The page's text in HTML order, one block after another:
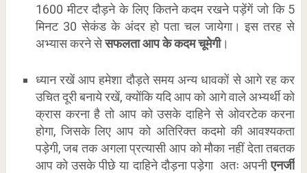
1600 मीटर दौड़ने के लिए कितने कदम रखने पड़ेंगें जो कि 5
मिनट 30 सेकंड के अंदर हो पता चल जायेगा। इस तरह से
अभ्यास करने सेसफलता आप के कदम चूमेगी।
ध्यान रखें आप हमेशा दौड़ते समय अन्य धावकों से आगे रह कर
उचित दूरी बनाये रखें, क्योंकि यदि आप को आगे वाले अभ्यर्थी को
क्रास करना है तो आप को उसके दाहिने से ओवरटेक करना
होगा, जिसके लिए आप को अतिरिक्त कदमो की आवश्यकता
पड़ेगी, जब तक अगला प्रत्यासी आप को मौका नहीं देता तबतक
आप को उसके पीछे या दाहिने दौड़ना पड़ेगा अतः अपनीएनर्जी